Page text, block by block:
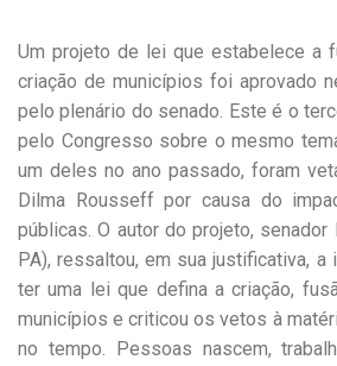
Um projeto de lei que estabelece a
criação de municípios foi aprovado
pelo plenário do senado. Este é o
pelo Congresso sobre o mesmo
um deles no ano passado, foram
Dilma Rousseff por causa do
públicas. O autor do projeto, senador
PA), ressaltou, em sua justificativa, a
ter uma lei que defina a criação,
municípios e criticou os vetos à
no tempo. Pessoas nascem,